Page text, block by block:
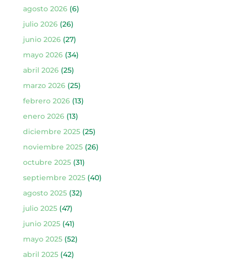
agosto 2026(6)
julio 2026(26)
junio 2026(27)
mayo 2026(34)
abril 2026(25)
marzo 2026(25)
febrero 2026(13)
enero 2026(13)
diciembre 2025(25)
noviembre 2025(26)
octubre 2025(31)
septiembre 2025(40)
agosto 2025(32)
julio 2025(47)
junio 2025(41)
mayo 2025(52)
abril 2025(42)